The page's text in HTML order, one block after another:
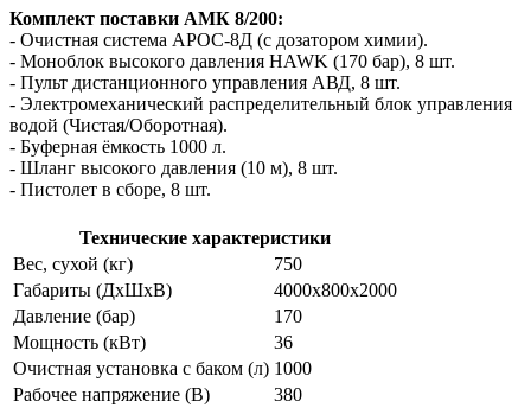
Комплект поставки АМК 8/200:
- Очистная система АРОС-8Д (с дозатором химии).
- Моноблок высокого давления HAWK (170 бар), 8 шт.
- Пульт дистанционного управления АВД, 8 шт.
- Электромеханический распределительный блок управления
водой (Чистая/Оборотная).
- Буферная ёмкость 1000 л.
- Шланг высокого давления (10 м), 8 шт.
- Пистолет в сборе, 8 шт.
Технические характеристики
Вес, сухой (кг)
750
Габариты (ДxШxВ)
4000х800х2000
Давление (бар)
170
Мощность (кВт)
36
Очистная установка с баком (л) 1000
Рабочее напряжение (В)
380